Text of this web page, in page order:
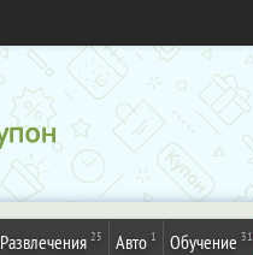
Развлечения 25 Авто 1 Обучение 31